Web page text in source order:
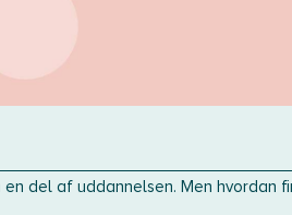
del af uddannelsen. Men hvordan